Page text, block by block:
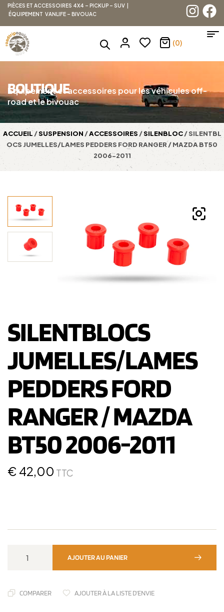
PIÈCES ET ACCESSOIRES 4X4 – PICKUP – SUV |
ÉQUIPEMENT VANLIFE – BIVOUAC
(0)
BOUTIQUE
Équipement et accessoires pour les véhicules off-
road et le bivouac
ACCUEIL/SUSPENSION /ACCESSOIRES /SILENBLOC/ SILENTBL
OCS JUMELLES/LAMES PEDDERS FORD RANGER / MAZDA BT50
2006-2011
SILENTBLOCS
JUMELLES/LAMES
PEDDERS FORD
RANGER / MAZDA
BT50 2006-2011
€ 42,00 TTC
AJOUTER AU PANIER
COMPARER AJOUTER À LA LISTE D'ENVIE